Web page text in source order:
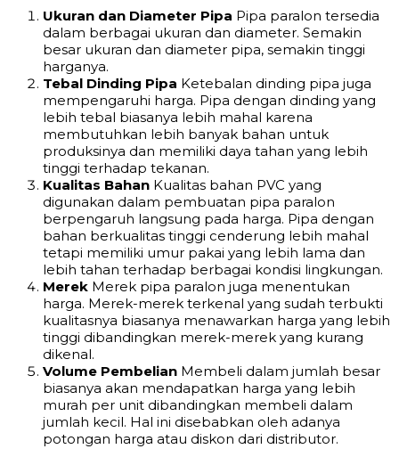
Ukuran dan Diameter Pipa Pipa paralon tersedia
dalam berbagai ukuran dan diameter. Semakin
besar ukuran dan diameter pipa, semakin tinggi
harganya.
Tebal Dinding Pipa Ketebalan dinding pipa juga
mempengaruhi harga. Pipa dengan dinding yang
lebih tebal biasanya lebih mahal karena
membutuhkan lebih banyak bahan untuk
produksinya dan memiliki daya tahan yang lebih
tinggi terhadap tekanan.
Kualitas Bahan Kualitas bahan PVC yang
digunakan dalam pembuatan pipa paralon
berpengaruh langsung pada harga. Pipa dengan
bahan berkualitas tinggi cenderung lebih mahal
tetapi memiliki umur pakai yang lebih lama dan
lebih tahan terhadap berbagai kondisi lingkungan.
Merek Merek pipa paralon juga menentukan
harga. Merek-merek terkenal yang sudah terbukti
kualitasnya biasanya menawarkan harga yang lebih
tinggi dibandingkan merek-merek yang kurang
dikenal.
Volume Pembelian Membeli dalam jumlah besar
biasanya akan mendapatkan harga yang lebih
murah per unit dibandingkan membeli dalam
jumlah kecil. Hal ini disebabkan oleh adanya
potongan harga atau diskon dari distributor.